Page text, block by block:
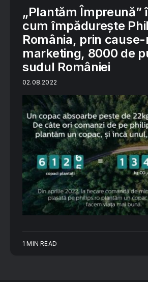
„Plantăm Împreună”
cum împădurește
România, prin
marketing, 8000 de
sudul României
02.08.2022
1 MIN READ